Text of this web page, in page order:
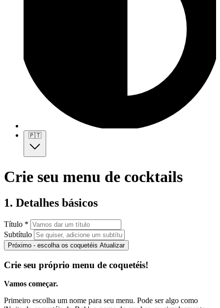
🇵🇹
Crie seu menu de cocktails
1. Detalhes básicos
Título *
Subtítulo
Próximo - escolha os coquetéis Atualizar
Crie seu próprio menu de coquetéis!
Vamos começar.
Primeiro escolha um nome para seu menu. Pode ser algo como